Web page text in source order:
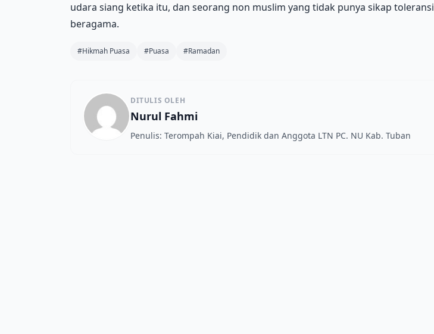
udara siang ketika itu, dan seorang non muslim yang tidak punya sikap toleransi
beragama.
#Hikmah Puasa #Puasa #Ramadan
DITULIS OLEH
Nurul Fahmi
Penulis: Terompah Kiai, Pendidik dan Anggota LTN PC. NU Kab. Tuban